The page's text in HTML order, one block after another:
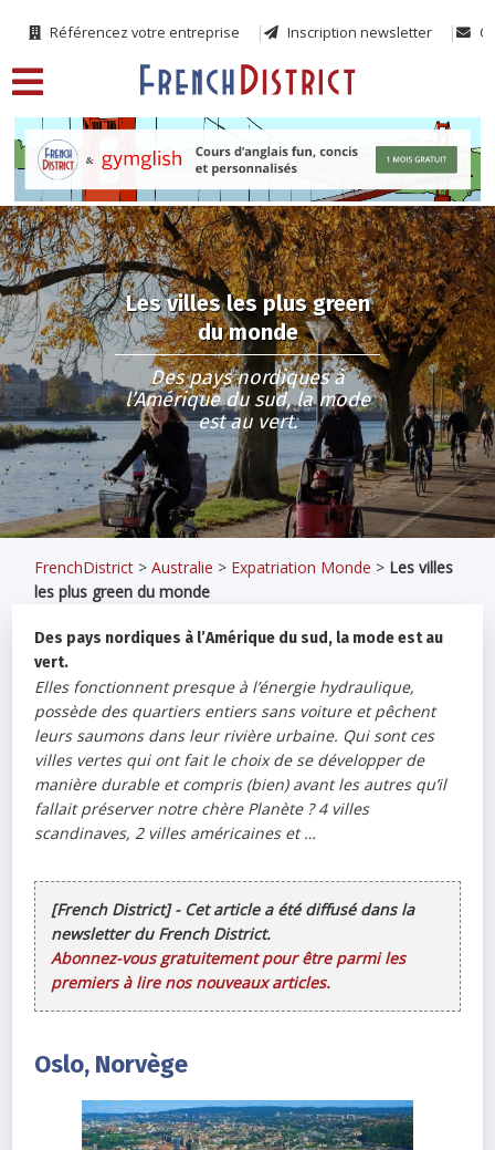
Référencez votre entreprise Inscription newsletter
Les villes les plus green
du monde
Des pays nordiques à
l’Amérique du sud, la mode
est au vert.
FrenchDistrict >Australie > Expatriation Monde > Les villes
les plus green du monde
Des pays nordiques à l’Amérique du sud, la mode est au
vert.
Elles fonctionnent presque à l’énergie hydraulique,
possède des quartiers entiers sans voiture et pêchent
leurs saumons dans leur rivière urbaine. Qui sont ces
villes vertes qui ont fait le choix de se développer de
manière durable et compris (bien) avant les autres qu’il
fallait préserver notre chère Planète ? 4 villes
scandinaves, 2 villes américaines et …
[French District] - Cet article a été diffusé dans la
newsletter du French District.
Abonnez-vous gratuitement pour être parmi les
premiers à lire nos nouveaux articles.
Oslo, Norvège